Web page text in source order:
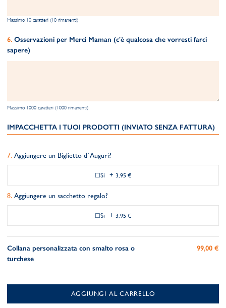
Massimo 10 caratteri (10 rimanenti)
Osservazioni per Merci Maman (c'è qualcosa che vorresti farci
sapere)
Massimo 1000 caratteri (1000 rimanenti)
IMPACCHETTA I TUOI PRODOTTI (INVIATO SENZA FATTURA)
Aggiungere un Biglietto d´Auguri?
Si + 3,95 €
Aggiungere un sacchetto regalo?
Si + 3,95 €
Collana personalizzata con smalto rosa o
turchese
99,00 €
AGGIUNGI AL CARRELLO